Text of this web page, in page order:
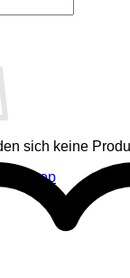
sich keine
Shop